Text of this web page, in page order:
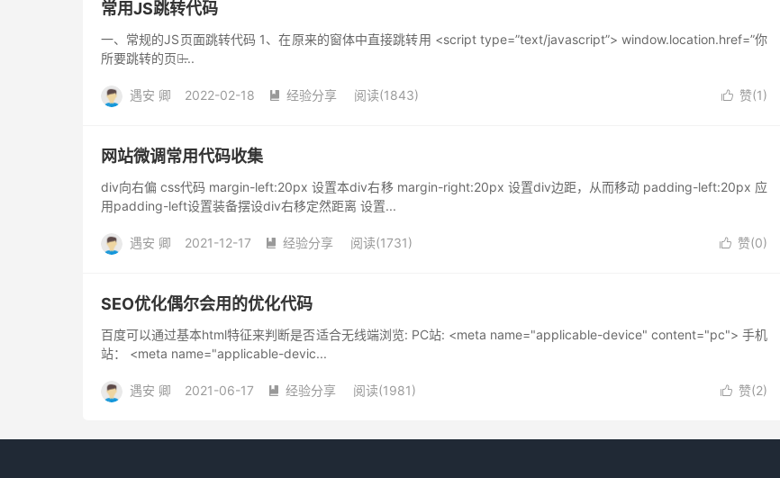
常用JS跳转代码
一、常规的JS页面跳转代码 1、在原来的窗体中直接跳转用 <script type=”text/javascript”> window.location.href=”你
所要跳转的页面̶...
 赞(1)
遇安 卿 2022-02-18  经验分享 阅读(1843)
网站微调常用代码收集
div向右偏 css代码 margin-left:20px 设置本div右移 margin-right:20px 设置div边距，从而移动 padding-left:20px 应
用padding-left设置装备摆设div右移定然距离 设置...
 赞(0)
遇安 卿 2021-12-17  经验分享 阅读(1731)
SEO优化偶尔会用的优化代码
百度可以通过基本html特征来判断是否适合无线端浏览: PC站: <meta name="applicable-device" content="pc"> 手机
站： <meta name="applicable-devic...
 赞(2)
遇安 卿 2021-06-17  经验分享 阅读(1981)